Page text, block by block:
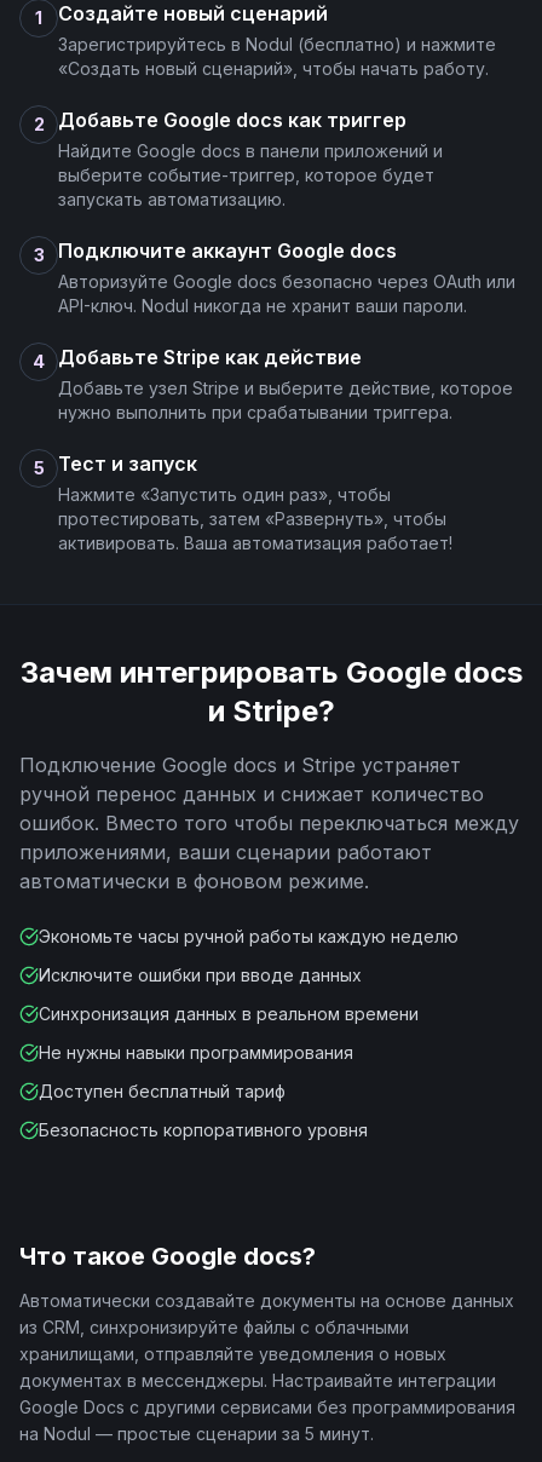
1 Создайте новый сценарий
Зарегистрируйтесь в Nodul (бесплатно) и нажмите
«Создать новый сценарий», чтобы начать работу.
2 Добавьте Google docs как триггер
Найдите Google docs в панели приложений и
выберите событие-триггер, которое будет
запускать автоматизацию.
3 Подключите аккаунт Google docs
Авторизуйте Google docs безопасно через OAuth или
API-ключ. Nodul никогда не хранит ваши пароли.
4 Добавьте Stripe как действие
Добавьте узел Stripe и выберите действие, которое
нужно выполнить при срабатывании триггера.
5 Тест и запуск
Нажмите «Запустить один раз», чтобы
протестировать, затем «Развернуть», чтобы
активировать. Ваша автоматизация работает!
Зачем интегрировать Google docs
и Stripe?
Подключение Google docs и Stripe устраняет
ручной перенос данных и снижает количество
ошибок. Вместо того чтобы переключаться между
приложениями, ваши сценарии работают
автоматически в фоновом режиме.
Экономьте часы ручной работы каждую неделю
Исключите ошибки при вводе данных
Синхронизация данных в реальном времени
Не нужны навыки программирования
Доступен бесплатный тариф
Безопасность корпоративного уровня
Что такое Google docs?
Автоматически создавайте документы на основе данных
из CRM, синхронизируйте файлы с облачными
хранилищами, отправляйте уведомления о новых
документах в мессенджеры. Настраивайте интеграции
Google Docs с другими сервисами без программирования
на Nodul — простые сценарии за 5 минут.